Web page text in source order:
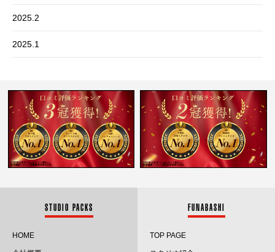
2025.2
2025.1
2024.11
2024.10
2024.9
STUDIO PACKS
HOME
FUNABASHI
TOP PAGE